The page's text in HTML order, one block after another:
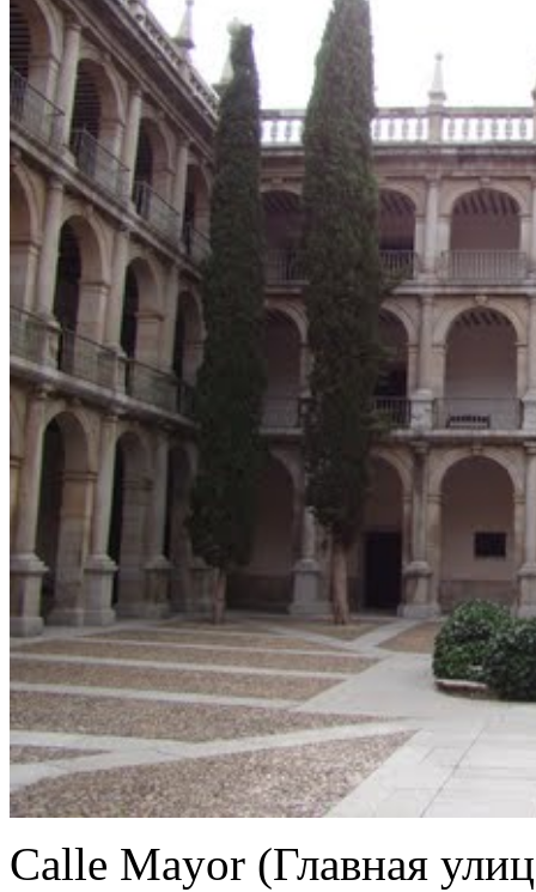
Calle Mayor (Главная